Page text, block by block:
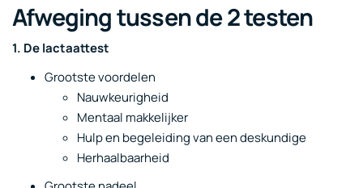
Afweging tussen de 2 testen
1. De lactaattest
Grootste voordelen
Nauwkeurigheid
Mentaal makkelijker
Hulp en begeleiding van een deskundige
Herhaalbaarheid